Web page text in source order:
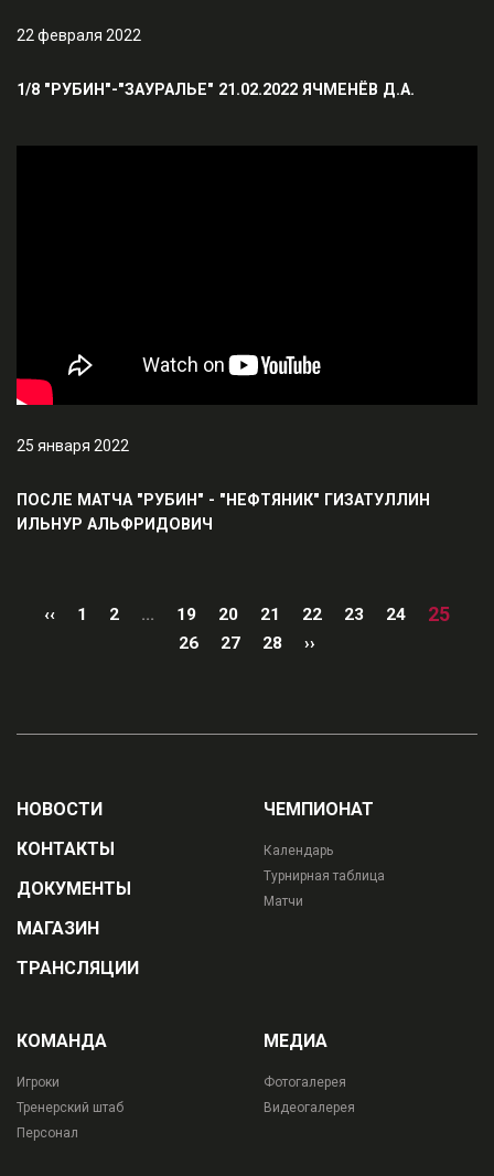
22 февраля 2022
1/8 "РУБИН"-"ЗАУРАЛЬЕ" 21.02.2022 ЯЧМЕНЁВ Д.А.
25 января 2022
ПОСЛЕ МАТЧА "РУБИН" - "НЕФТЯНИК" ГИЗАТУЛЛИН
ИЛЬНУР АЛЬФРИДОВИЧ
‹‹ 1 2 ... 19 20 21 22 23 24 25
26 27 28 ››
НОВОСТИ
КОНТАКТЫ
ДОКУМЕНТЫ
МАГАЗИН
ТРАНСЛЯЦИИ
ЧЕМПИОНАТ
Календарь
Турнирная таблица
Матчи
КОМАНДА
Игроки
Тренерский штаб
Персонал
МЕДИА
Фотогалерея
Видеогалерея